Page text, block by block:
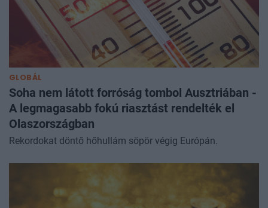
GLOBÁL
Soha nem látott forróság tombol Ausztriában -
A legmagasabb fokú riasztást rendelték el
Olaszországban
Rekordokat döntő hőhullám söpör végig Európán.